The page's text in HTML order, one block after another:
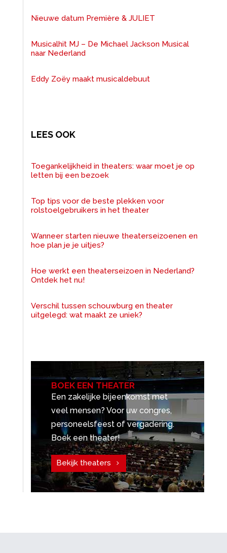
Nieuwe datum Première & JULIET
Musicalhit MJ – De Michael Jackson Musical
naar Nederland
Eddy Zoëy maakt musicaldebuut
LEES OOK
Toegankelijkheid in theaters: waar moet je op
letten bij een bezoek
Top tips voor de beste plekken voor
rolstoelgebruikers in het theater
Wanneer starten nieuwe theaterseizoenen en
hoe plan je je uitjes?
Hoe werkt een theaterseizoen in Nederland?
Ontdek het nu!
Verschil tussen schouwburg en theater
uitgelegd: wat maakt ze uniek?
BOEK EEN THEATER
Een zakelijke bijeenkomst met
veel mensen? Voor uw congres,
personeelsfeest of vergadering.
Boek een theater!
Bekijk theaters